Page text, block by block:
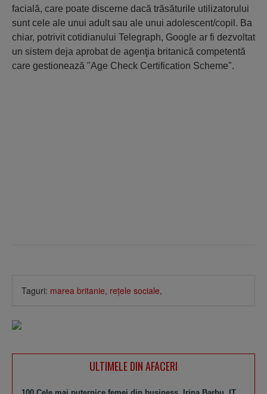
facială, care poate discerne dacă trăsăturile utilizatorului
sunt cele ale unui adult sau ale unui adolescent/copil. Ba
chiar, potrivit cotidianului Telegraph, Google ar fi dezvoltat
un sistem deja aprobat de agenţia britanică competentă
care gestionează "Age Check Certification Scheme".
Taguri: marea britanie, reţele sociale,
ULTIMELE DIN AFACERI